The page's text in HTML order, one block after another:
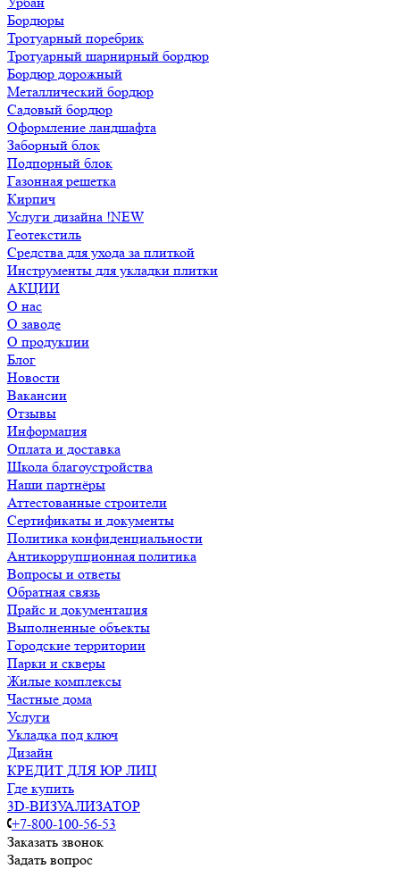
Бордюры
Тротуарный поребрик
Тротуарный шарнирный бордюр
Бордюр дорожный
Металлический бордюр
Садовый бордюр
Оформление ландшафта
Заборный блок
Подпорный блок
Газонная решетка
Кирпич
Услуги дизайна !NEW
Геотекстиль
Средства для ухода за плиткой
Инструменты для укладки плитки
АКЦИИ
О нас
О заводе
О продукции
Блог
Новости
Вакансии
Отзывы
Информация
Оплата и доставка
Школа благоустройства
Наши партнёры
Аттестованные строители
Сертификаты и документы
Политика конфиденциальности
Антикоррупционная политика
Вопросы и ответы
Обратная связь
Прайс и документация
Выполненные объекты
Городские территории
Парки и скверы
Жилые комплексы
Частные дома
Услуги
Укладка под ключ
Дизайн
КРЕДИТ ДЛЯ ЮР ЛИЦ
Где купить
3D-ВИЗУАЛИЗАТОР
+7-800-100-56-53
Заказать звонок
Задать вопрос